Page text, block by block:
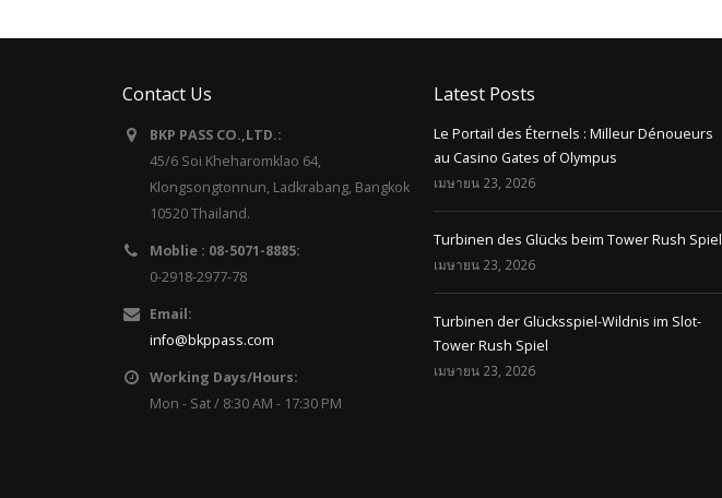
Contact Us
BKP PASS CO.,LTD.:
45/6 Soi Kheharomklao 64,
Klongsongtonnun, Ladkrabang, Bangkok
10520 Thailand.
Moblie : 08-5071-8885:
0-2918-2977-78
Email:
info@bkppass.com
Working Days/Hours:
Mon - Sat / 8:30 AM - 17:30 PM
Latest Posts
Le Portail des Éternels : Milleur Dénoueurs
au Casino Gates of Olympus
เมษายน 23, 2026
Turbinen des Glücks beim Tower Rush Spiel
เมษายน 23, 2026
Turbinen der Glücksspiel-Wildnis im Slot-
Tower Rush Spiel
เมษายน 23, 2026